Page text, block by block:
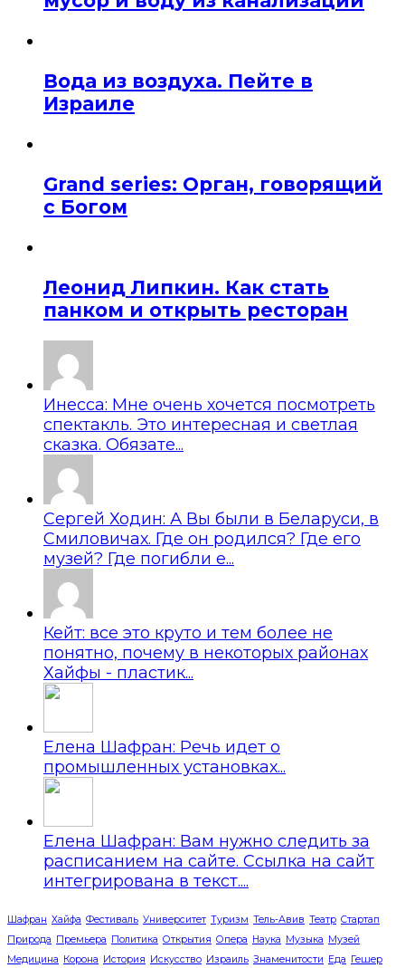
Вода из воздуха. Пейте в
Израиле
Grand series: Орган, говорящий
с Богом
Леонид Липкин. Как стать
панком и открыть ресторан
Инесса: Мне очень хочется посмотреть
спектакль. Это интересная и светлая
сказка. Обязате...
Сергей Ходин: А Вы были в Беларуси, в
Смиловичах. Где он родился? Где его
музей? Где погибли е...
Кейт: все это круто и тем более не
понятно, почему в некоторых районах
Хайфы - пластик...
Елена Шафран: Речь идет о
промышленных установках...
Елена Шафран: Вам нужно следить за
расписанием на сайте. Ссылка на сайт
интегрирована в текст....
Шафран Хайфа Фестиваль Университет Туризм Тель-Авив Театр Стартап
Природа Премьера Политика Открытия Опера Наука Музыка Музей
Медицина Корона История Искусство Израиль Знаменитости Еда Гешер